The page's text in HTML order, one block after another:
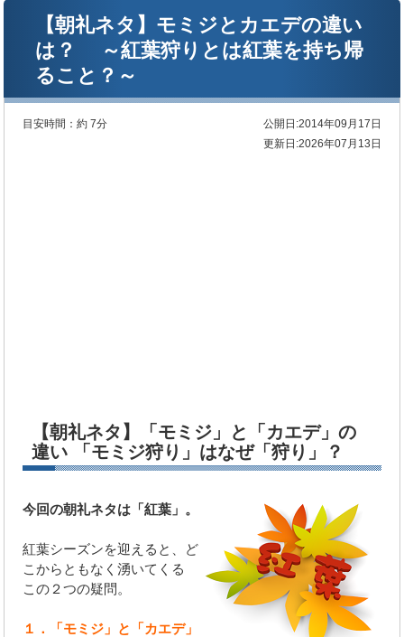
【朝礼ネタ】モミジとカエデの違い
は？ ～紅葉狩りとは紅葉を持ち帰
ること？～
目安時間：約 7分
公開日:2014年09月17日
更新日:2026年07月13日
【朝礼ネタ】「モミジ」と「カエデ」の
違い 「モミジ狩り」はなぜ「狩り」？
今回の朝礼ネタは「紅葉」。
紅葉シーズンを迎えると、ど
こからともなく湧いてくる
この２つの疑問。
１．「モミジ」と「カエデ」